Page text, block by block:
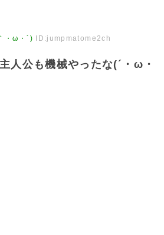
・ω・´) ID:jumpmatome2ch
人公も機械やったな(´・ω・